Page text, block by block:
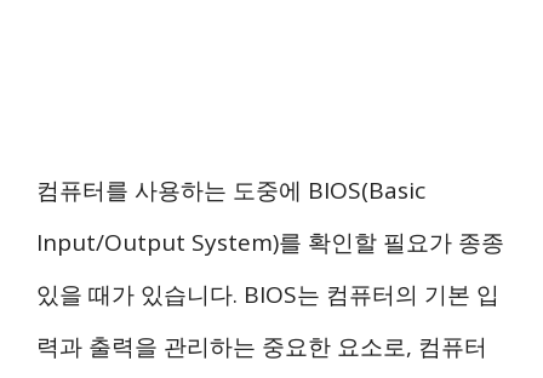
컴퓨터를 사용하는 도중에 BIOS(Basic
Input/Output System)를 확인할 필요가 종종
있을 때가 있습니다. BIOS는 컴퓨터의 기본 입
력과 출력을 관리하는 중요한 요소로, 컴퓨터